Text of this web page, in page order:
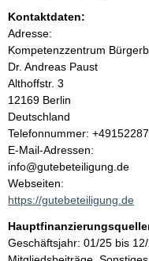
n
h
a
l
t
Kontaktdaten:
Adresse:
Kompetenzzentrum
Dr. Andreas Paust
Althoffstr. 3
12169 Berlin
Deutschland
K
o
n
t
a
t
i
Telefonnummer:
E-Mail-Adressen:
info@gutebeteiligung.de
Webseiten:
https://gutebeteiligung.de
Geschäftsjahr: 01/25 bis